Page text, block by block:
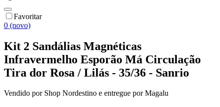
Favoritar
0 (novo)
Kit 2 Sandálias Magnéticas
Infravermelho Esporão Má Circulação
Tira dor Rosa / Lilás - 35/36 - Sanrio
Vendido por Shop Nordestino e entregue por Magalu